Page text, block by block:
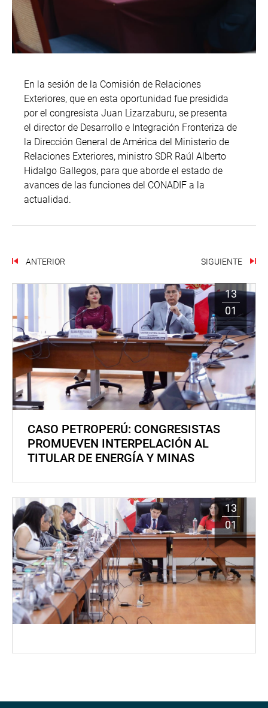
En la sesión de la Comisión de Relaciones
Exteriores, que en esta oportunidad fue presidida
por el congresista Juan Lizarzaburu, se presenta
el director de Desarrollo e Integración Fronteriza de
la Dirección General de América del Ministerio de
Relaciones Exteriores, ministro SDR Raúl Alberto
Hidalgo Gallegos, para que aborde el estado de
avances de las funciones del CONADIF a la
actualidad.
ANTERIOR SIGUIENTE
13
01
CASO PETROPERÚ: CONGRESISTAS
PROMUEVEN INTERPELACIÓN AL
TITULAR DE ENERGÍA Y MINAS
13
01